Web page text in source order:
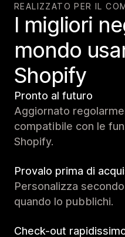
REALIZZATO PER IL
I migliori
mondo
Shopify
Pronto al futuro
Aggiornato
compatibile con le
Shopify.
Provalo prima di
Personalizza
quando lo pubblichi.
Check-out